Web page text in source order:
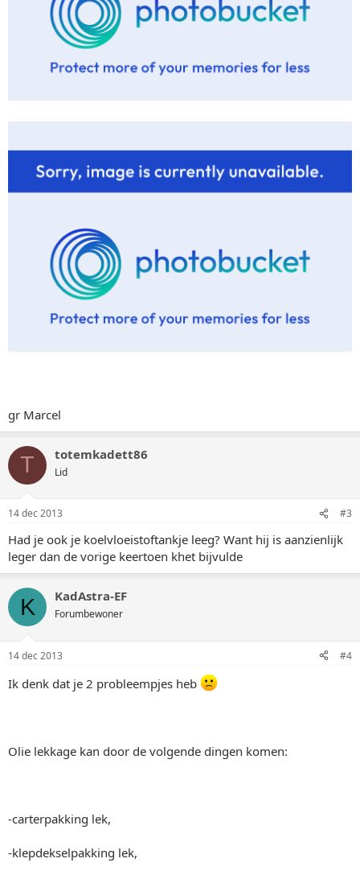
gr Marcel
T totemkadett86
Lid
14 dec 2013 #3
Had je ook je koelvloeistoftankje leeg? Want hij is aanzienlijk
leger dan de vorige keertoen khet bijvulde
K KadAstra-EF
Forumbewoner
14 dec 2013 #4
Ik denk dat je 2 probleempjes heb
Olie lekkage kan door de volgende dingen komen:
-carterpakking lek,
-klepdekselpakking lek,